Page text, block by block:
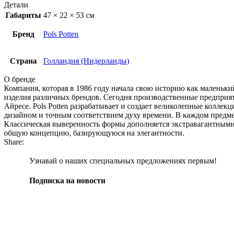
Детали
Габариты 47 × 22 × 53 см
Бренд Pols Potten
Страна Голландия (Нидерланды)
О бренде
Компания, которая в 1986 году начала свою историю как
изделия различных брендов. Сегодня производственные
Айресе. Pols Potten разрабатывает и создает великолепные
дизайном и точным соответствием духу времени. В каждом
Классическая выверенность формы дополняется
общую концепцию, базирующуюся на элегантности.
Share:
Узнавай о наших специальных предложениях первым!
Подписка на новости